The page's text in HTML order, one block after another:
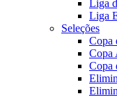
Liga
Liga
Seleções
Copa
Copa
Copa